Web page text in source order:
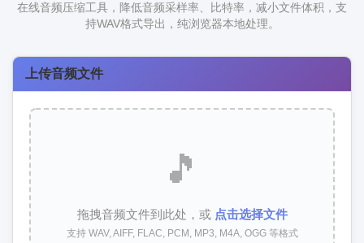
在线音频压缩工具，降低音频采样率、比特率，减小文件体积，支
持WAV格式导出，纯浏览器本地处理。
上传音频文件
🎵
拖拽音频文件到此处，或 点击选择文件
支持 WAV, AIFF, FLAC, PCM, MP3, M4A, OGG 等格式